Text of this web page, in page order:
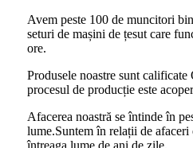
Avem peste 100 de muncitori
seturi de mașini de țesut care
ore.
Produsele noastre sunt
procesul de producție este
Afacerea noastră se întinde în
lume.Suntem în relații de
întreaga lume de ani de zile.